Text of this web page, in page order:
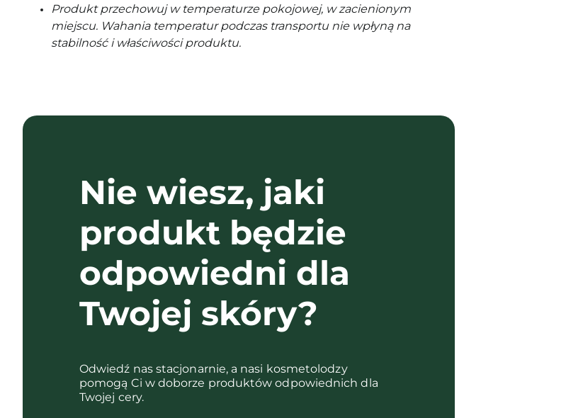
Produkt przechowuj w temperaturze pokojowej, w zacienionym
miejscu. Wahania temperatur podczas transportu nie wpłyną na
stabilność i właściwości produktu.
Nie wiesz, jaki
produkt będzie
odpowiedni dla
Twojej skóry?
Odwiedź nas stacjonarnie, a nasi kosmetolodzy
pomogą Ci w doborze produktów odpowiednich dla
Twojej cery.